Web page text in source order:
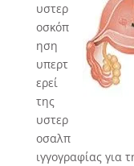
υστερ
οσκόπ
ηση
υπερτ
ερεί
της
υστερ
οσαλπ
ιγγογραφίας για